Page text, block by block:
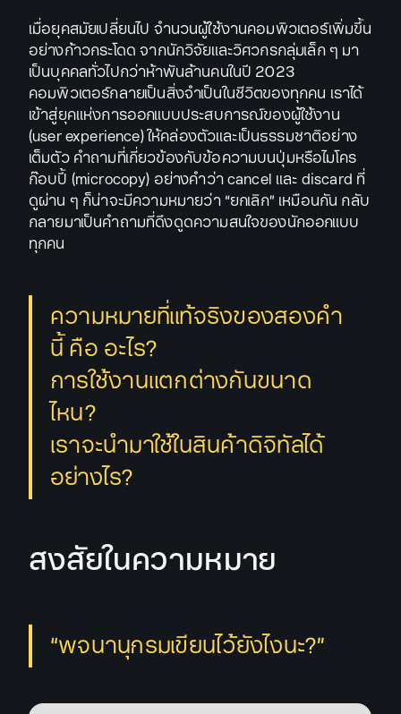
เมื่อยุคสมัยเปลี่ยนไป จำนวนผู้ใช้งานคอมพิวเตอร์เพิ่มขึ้น
อย่างก้าวกระโดด จากนักวิจัยและวิศวกรกลุ่มเล็ก ๆ มา
เป็นบุคคลทั่วไปกว่าห้าพันล้านคนในปี 2023
คอมพิวเตอร์กลายเป็นสิ่งจำเป็นในชีวิตของทุกคน เราได้
เข้าสู่ยุคแห่งการออกแบบประสบการณ์ของผู้ใช้งาน
(user experience) ให้คล่องตัวและเป็นธรรมชาติอย่าง
เต็มตัว คำถามที่เกี่ยวข้องกับข้อความบนปุ่มหรือไมโคร
ก๊อบปี้ (microcopy) อย่างคำว่า cancel และ discard ที่
ดูผ่าน ๆ ก็น่าจะมีความหมายว่า “ยกเลิก” เหมือนกัน กลับ
กลายมาเป็นคำถามที่ดึงดูดความสนใจของนักออกแบบ
ทุกคน
ความหมายที่แท้จริงของสองคำ
นี้ คือ อะไร?
การใช้งานแตกต่างกันขนาด
ไหน?
เราจะนำมาใช้ในสินค้าดิจิทัลได้
อย่างไร?
สงสัยในความหมาย
“พจนานุกรมเขียนไว้ยังไงนะ?”